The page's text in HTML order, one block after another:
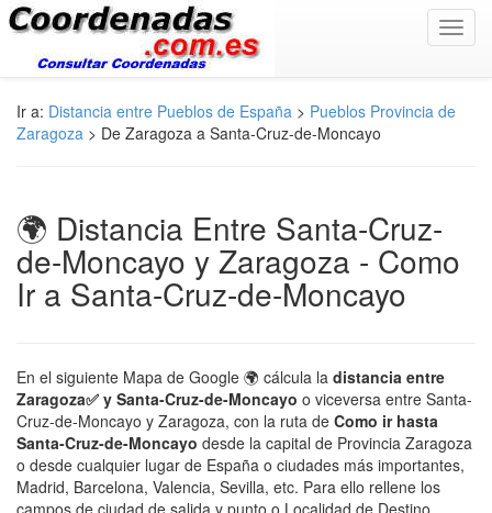
Ir a: Distancia entre Pueblos de España > Pueblos Provincia de
Zaragoza > De Zaragoza a Santa-Cruz-de-Moncayo
🌍 Distancia Entre Santa-Cruz-
de-Moncayo y Zaragoza - Como
Ir a Santa-Cruz-de-Moncayo
En el siguiente Mapa de Google 🌍 cálcula la distancia entre
Zaragoza✅ y Santa-Cruz-de-Moncayo o viceversa entre Santa-
Cruz-de-Moncayo y Zaragoza, con la ruta de Como ir hasta
Santa-Cruz-de-Moncayo desde la capital de Provincia Zaragoza
o desde cualquier lugar de España o ciudades más importantes,
Madrid, Barcelona, Valencia, Sevilla, etc. Para ello rellene los
campos de ciudad de salida y punto o Localidad de Destino.